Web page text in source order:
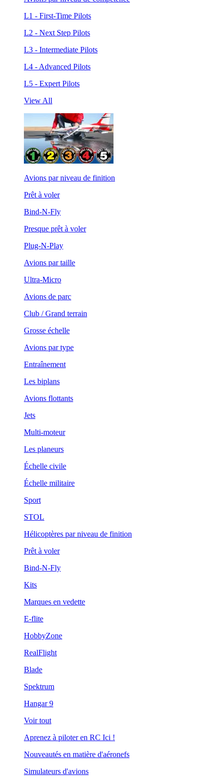
L1 - First-Time Pilots
L2 - Next Step Pilots
L3 - Intermediate Pilots
L4 - Advanced Pilots
L5 - Expert Pilots
View All
Avions par niveau de finition
Prêt à voler
Bind-N-Fly
Presque prêt à voler
Plug-N-Play
Avions par taille
Ultra-Micro
Avions de parc
Club / Grand terrain
Grosse échelle
Avions par type
Entraînement
Les biplans
Avions flottants
Jets
Multi-moteur
Les planeurs
Échelle civile
Échelle militaire
Sport
STOL
Hélicoptères par niveau de finition
Prêt à voler
Bind-N-Fly
Kits
Marques en vedette
E-flite
HobbyZone
RealFlight
Blade
Spektrum
Hangar 9
Voir tout
Aprenez à piloter en RC Ici !
Nouveautés en matière d'aéronefs
Simulateurs d'avions